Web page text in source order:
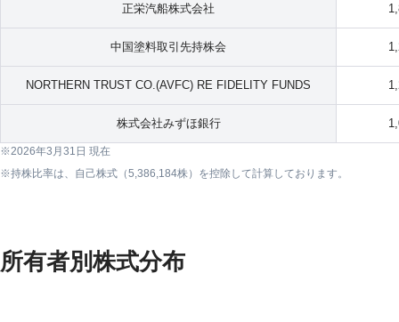
正栄汽船株式会社
中国塗料取引先持株会
NORTHERN TRUST CO.(AVFC) RE FIDELITY FUNDS
株式会社みずほ銀行
2026年3月31日 現在
持株比率は、自己株式（5,386,184株）を控除して計算しております。
所有者別株式分布